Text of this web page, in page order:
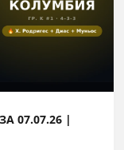
07.07.26 |